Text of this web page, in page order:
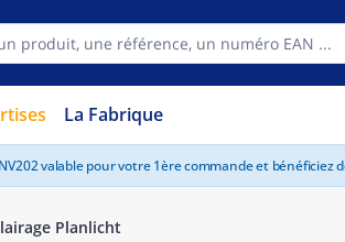
La Fabrique
valable pour votre 1ère commande et bénéficiez
Planlicht